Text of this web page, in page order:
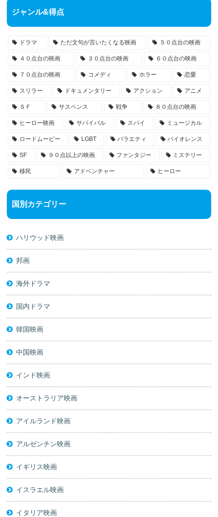
ジャンル&得点
ドラマ ただ文句が言いたくなる映画 ５０点台の映画
４０点台の映画 ３０点台の映画 ６０点台の映画
７０点台の映画 コメディ ホラー 恋愛
スリラー ドキュメンタリー アクション アニメ
ＳＦ サスペンス 戦争 ８０点台の映画
ヒーロー映画 サバイバル スパイ ミュージカル
ロードムービー LGBT バラエティ バイオレンス
SF ９０点以上の映画 ファンタジー ミステリー
移民 アドベンチャー ヒーロー
国別カテゴリー
ハリウッド映画
邦画
海外ドラマ
国内ドラマ
韓国映画
中国映画
インド映画
オーストラリア映画
アイルランド映画
アルゼンチン映画
イギリス映画
イスラエル映画
イタリア映画